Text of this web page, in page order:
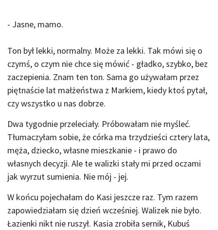
- Jasne, mamo.
Ton był lekki, normalny. Może za lekki. Tak mówi się o
czymś, o czym nie chce się mówić - gładko, szybko, bez
zaczepienia. Znam ten ton. Sama go używałam przez
piętnaście lat małżeństwa z Markiem, kiedy ktoś pytał,
czy wszystko u nas dobrze.
Dwa tygodnie przeleciały. Próbowałam nie myśleć.
Tłumaczyłam sobie, że córka ma trzydzieści cztery lata,
męża, dziecko, własne mieszkanie - i prawo do
własnych decyzji. Ale te walizki stały mi przed oczami
jak wyrzut sumienia. Nie mój - jej.
W końcu pojechałam do Kasi jeszcze raz. Tym razem
zapowiedziałam się dzień wcześniej. Walizek nie było.
Łazienki nikt nie ruszył. Kasia zrobiła sernik, Kubuś